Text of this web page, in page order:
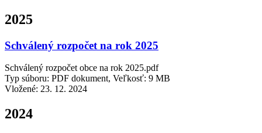
2025
Schválený rozpočet na rok 2025
Schválený rozpočet obce na rok 2025.pdf
Typ súboru: PDF dokument, Veľkosť: 9 MB
Vložené: 23. 12. 2024
2024